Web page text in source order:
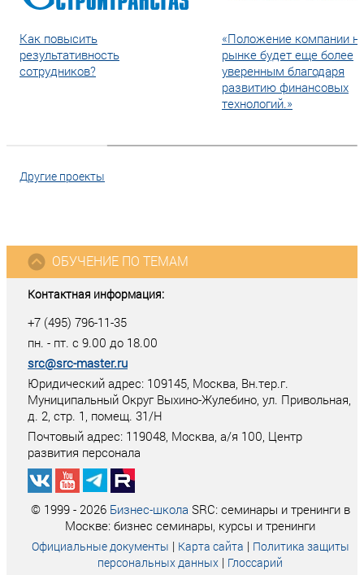
Как повысить
результативность
сотрудников?
«Положение компании
рынке будет еще более
уверенным благодаря
развитию финансовых
технологий.»
Другие проекты
Контактная информация:
+7 (495) 796-11-35
пн. - пт. с 9.00 до 18.00
src@src-master.ru
Юридический адрес: 109145, Москва, Вн.тер.г.
Муниципальный Округ Выхино-Жулебино, ул. Привольная,
д. 2, стр. 1, помещ. 31/Н
Почтовый адрес: 119048, Москва, а/я 100, Центр
развития персонала
ОБУЧЕНИЕ ПО ТЕМАМ
© 1999 - 2026 Бизнес-школа SRC: семинары и тренинги в
Москве: бизнес семинары, курсы и тренинги
Официальные документы | Карта сайта | Политика защиты
персональных данных | Глоссарий